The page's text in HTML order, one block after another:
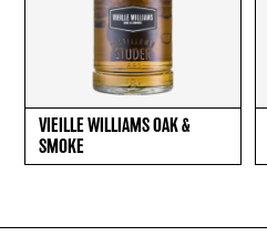
VIEILLE WILLIAMS OAK &
SMOKE